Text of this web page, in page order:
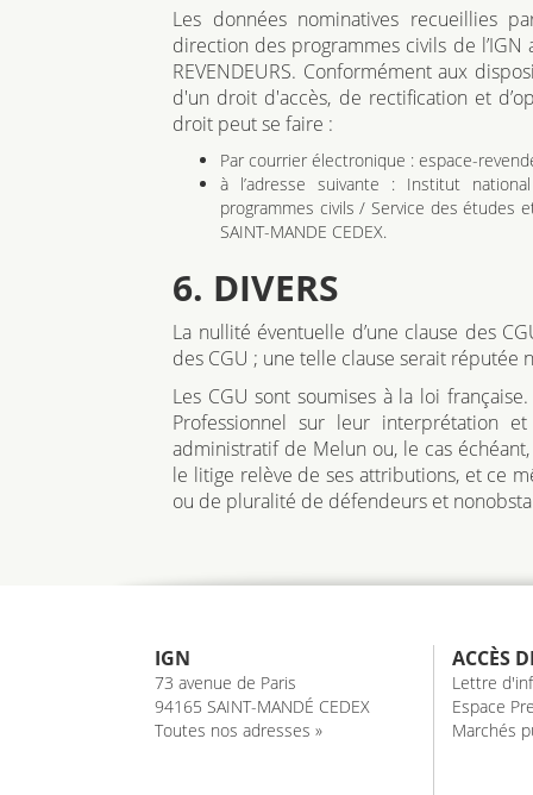
Les données nominatives recueillies
direction des programmes civils de l’IGN
REVENDEURS. Conformément aux
d'un droit d'accès, de rectification et
droit peut se faire :
Par courrier électronique : espace-
à l’adresse suivante : Institut
programmes civils / Service des études
SAINT-MANDE CEDEX.
6. DIVERS
La nullité éventuelle d’une clause des
des CGU ; une telle clause serait réputée
Les CGU sont soumises à la loi
Professionnel sur leur interprétation
administratif de Melun ou, le cas
le litige relève de ses attributions, et ce
ou de pluralité de défendeurs et
IGN
73 avenue de Paris
94165 SAINT-MANDÉ CEDEX
Toutes nos adresses »
ACCÈS
Lettre
Espace
Marchés